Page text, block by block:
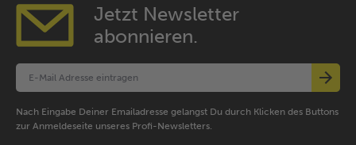
Jetzt Newsletter
abonnieren.
Nach Eingabe Deiner Emailadresse gelangst Du durch Klicken des Buttons
zur Anmeldeseite unseres Profi-Newsletters.